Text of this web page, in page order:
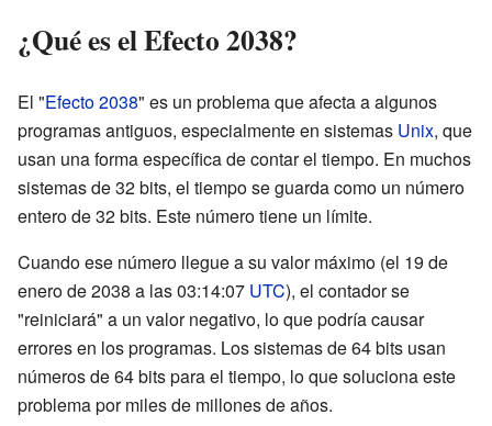
¿Qué es el Efecto 2038?
El "Efecto 2038" es un problema que afecta a algunos
programas antiguos, especialmente en sistemas Unix, que
usan una forma específica de contar el tiempo. En muchos
sistemas de 32 bits, el tiempo se guarda como un número
entero de 32 bits. Este número tiene un límite.
Cuando ese número llegue a su valor máximo (el 19 de
enero de 2038 a las 03:14:07 UTC), el contador se
"reiniciará" a un valor negativo, lo que podría causar
errores en los programas. Los sistemas de 64 bits usan
números de 64 bits para el tiempo, lo que soluciona este
problema por miles de millones de años.